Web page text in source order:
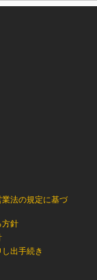
法の規定に基づ
方針
出手続き